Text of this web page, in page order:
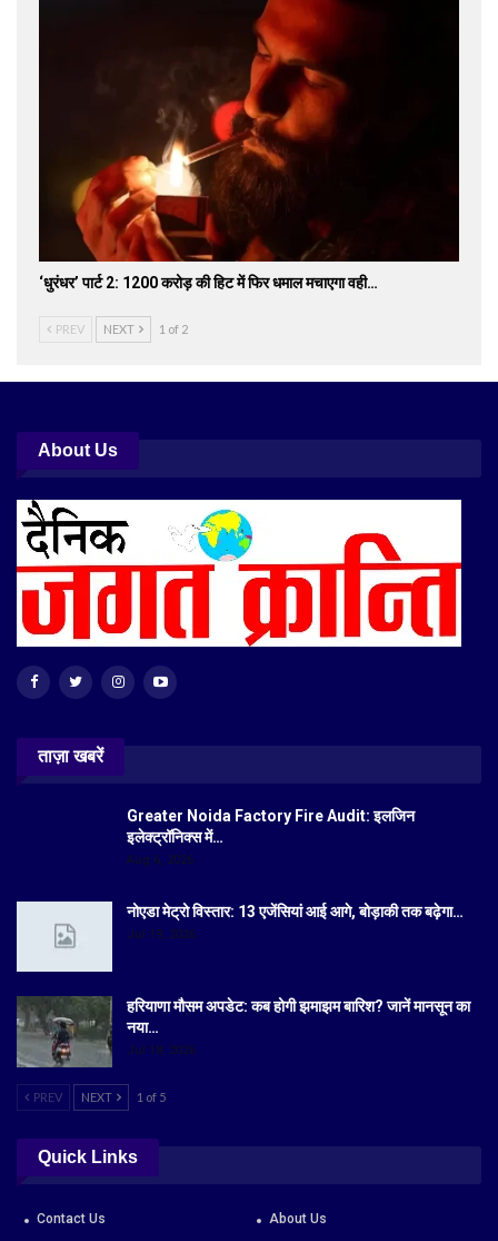
‘धुरंधर’ पार्ट 2: 1200 करोड़ की हिट में फिर धमाल मचाएगा वही…
PREV NEXT 1 of 2
About Us
ताज़ा खबरें
Greater Noida Factory Fire Audit: इलजिन
इलेक्ट्रॉनिक्स में…
Aug 6, 2026
नोएडा मेट्रो विस्तार: 13 एजेंसियां आई आगे, बोड़ाकी तक बढ़ेगा…
Jul 19, 2026
हरियाणा मौसम अपडेट: कब होगी झमाझम बारिश? जानें मानसून का
नया…
Jul 18, 2026
PREV NEXT 1 of 5
Quick Links
Contact Us About Us